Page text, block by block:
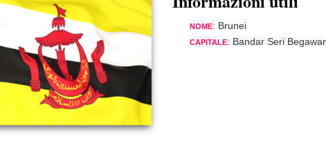
NOME: Brunei
CAPITALE: Bandar Seri